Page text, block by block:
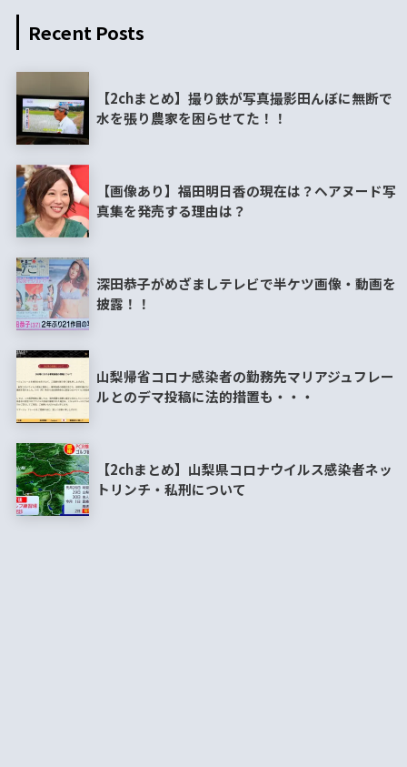
Recent Posts
【2chまとめ】撮り鉄が写真撮影田んぼに無断で
水を張り農家を困らせてた！！
【画像あり】福田明日香の現在は？ヘアヌード写
真集を発売する理由は？
深田恭子がめざましテレビで半ケツ画像・動画を
披露！！
山梨帰省コロナ感染者の勤務先マリアジュフレー
ルとのデマ投稿に法的措置も・・・
【2chまとめ】山梨県コロナウイルス感染者ネッ
トリンチ・私刑について